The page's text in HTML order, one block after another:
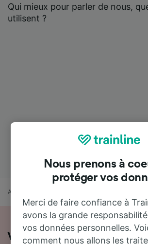
Qui mieux pour parler de nous,
utilisent ?
Accueil
Voyager de Saintes à
Nous prenons à
protéger vos
Merci de faire confiance à
avons la grande
vos données personnelles.
comment nous allons les